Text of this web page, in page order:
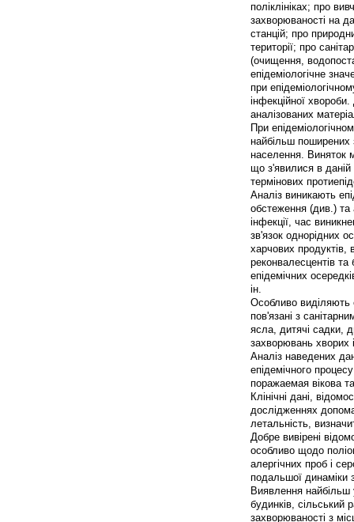
поліклініках; про
захворюваності на
станцій; про
території; про
(очищення,
епідеміологічне
при
інфекційної
аналізованих
При
найбільш поширених
населення. Виняток
що з'явилися в даній
термінових
Аналіз виникають
обстеження (див.) та
інфекції, час
зв'язок однорідних
харчових продуктів,
реконвалесцентів та
епідемічних
ін.
Особливо виділяють
пов'язані з
ясла, дитячі садки,
захворювань хворих
Аналіз наведених
епідемічного
поражаемая вікова
Клінічні дані,
дослідженнях
летальність,
Добре вивірені
особливо щодо
алергічних проб і
подальшої динаміки
Виявлення найбільш
будинків, сільський
захворюваності з